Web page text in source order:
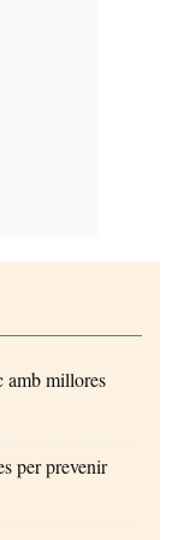
amb millores
per prevenir